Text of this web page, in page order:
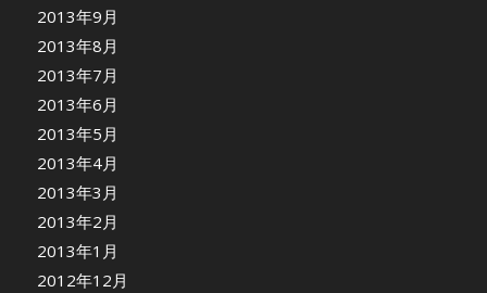
2013年9月
2013年8月
2013年7月
2013年6月
2013年5月
2013年4月
2013年3月
2013年2月
2013年1月
2012年12月